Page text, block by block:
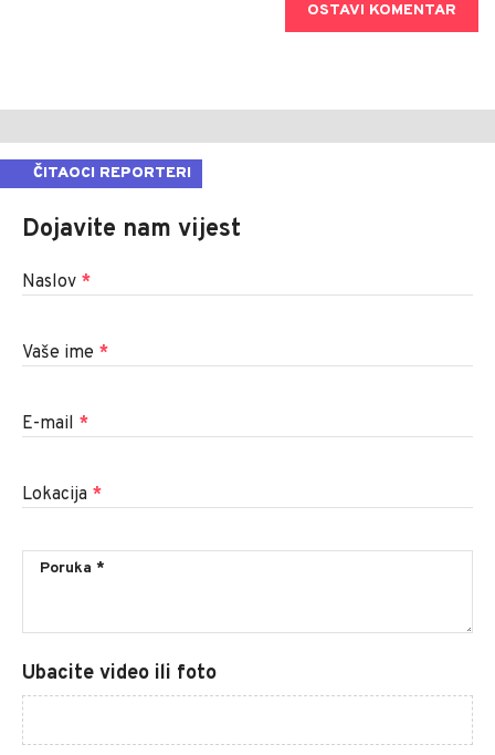
OSTAVI KOMENTAR
ČITAOCI REPORTERI
Dojavite nam vijest
Naslov *
Vaše ime *
E-mail *
Lokacija *
Ubacite video ili foto